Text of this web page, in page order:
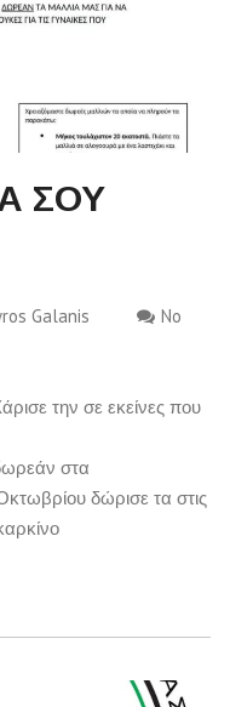
ΣΟΥ
Galanis
No
την σε εκείνες που
στα
δώρισε τα στις